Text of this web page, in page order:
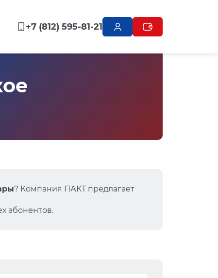
+7 (812) 595-81-21
? Компания ПАКТ предлагает
абонентов.